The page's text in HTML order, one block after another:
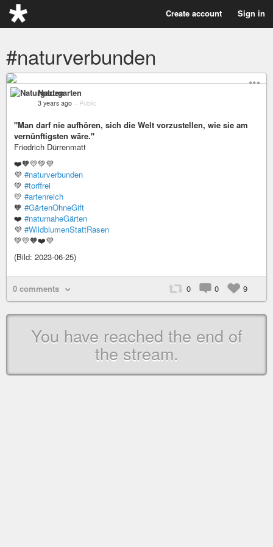
Create account Sign in
#naturverbunden
Naturgarten
3 years ago – Public
"Man darf nie aufhören, sich die Welt vorzustellen, wie sie am
vernünftigsten wäre."
Friedrich Dürrenmatt
❤️🧡💛💚💜
💜 #naturverbunden
💚 #torffrei
💛 #artenreich
🧡 #GärtenOhneGift
❤️ #naturnaheGärten
💜 #WildblumenStattRasen
💚💛🧡❤️💜
(Bild: 2023-06-25)
0 comments 0 0 9
You have reached the end of
the stream.